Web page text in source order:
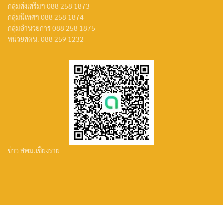
กลุ่มส่งเสริมฯ 088 258 1873
กลุ่มนิเทศฯ 088 258 1874
กลุ่มอำนวยการ 088 258 1875
หน่วยสตน. 088 259 1232
ข่าว สพม.เชียงราย